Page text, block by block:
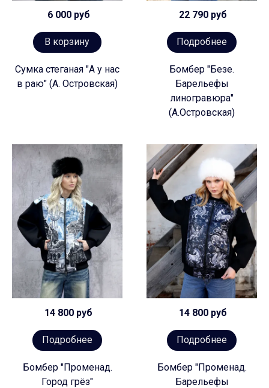
6 000 руб
В корзину
Сумка стеганая "А у нас
в раю" (А. Островская)
22 790 руб
Подробнее
Бомбер "Безе.
Барельефы
линогравюра"
(А.Островская)
14 800 руб
Подробнее
Бомбер "Променад.
Город грёз"
14 800 руб
Подробнее
Бомбер "Променад.
Барельефы